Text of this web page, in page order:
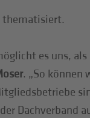
thematisiert.
es uns,
. „So können
Dachverband